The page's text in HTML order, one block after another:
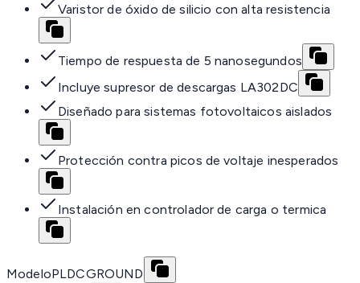
Varistor de óxido de silicio con alta resistencia
Tiempo de respuesta de 5 nanosegundos
Incluye supresor de descargas LA302DC
Diseñado para sistemas fotovoltaicos aislados
Protección contra picos de voltaje inesperados
Instalación en controlador de carga o termica
ModeloPLDCGROUND